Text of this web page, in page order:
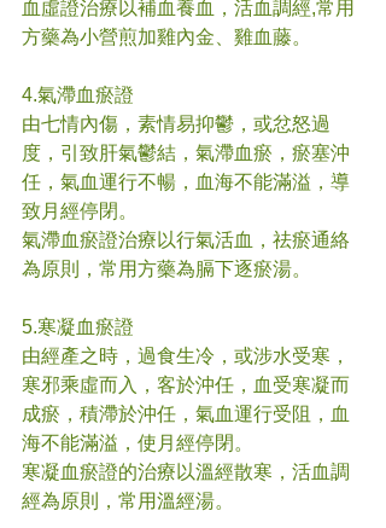
血虛證治療以補血養血，活血調經,常用
方藥為小營煎加雞內金、雞血藤。
4.氣滯血瘀證
由七情內傷，素情易抑鬱，或忿怒過
度，引致肝氣鬱結，氣滯血瘀，瘀塞沖
任，氣血運行不暢，血海不能滿溢，導
致月經停閉。
氣滯血瘀證治療以行氣活血，祛瘀通絡
為原則，常用方藥為膈下逐瘀湯。
5.寒凝血瘀證
由經產之時，過食生冷，或涉水受寒，
寒邪乘虛而入，客於沖任，血受寒凝而
成瘀，積滯於沖任，氣血運行受阻，血
海不能滿溢，使月經停閉。
寒凝血瘀證的治療以溫經散寒，活血調
經為原則，常用溫經湯。